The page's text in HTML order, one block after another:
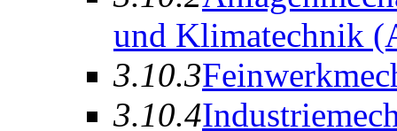
und Klimatechnik
3.10.3Feinw
3.10.4Ind